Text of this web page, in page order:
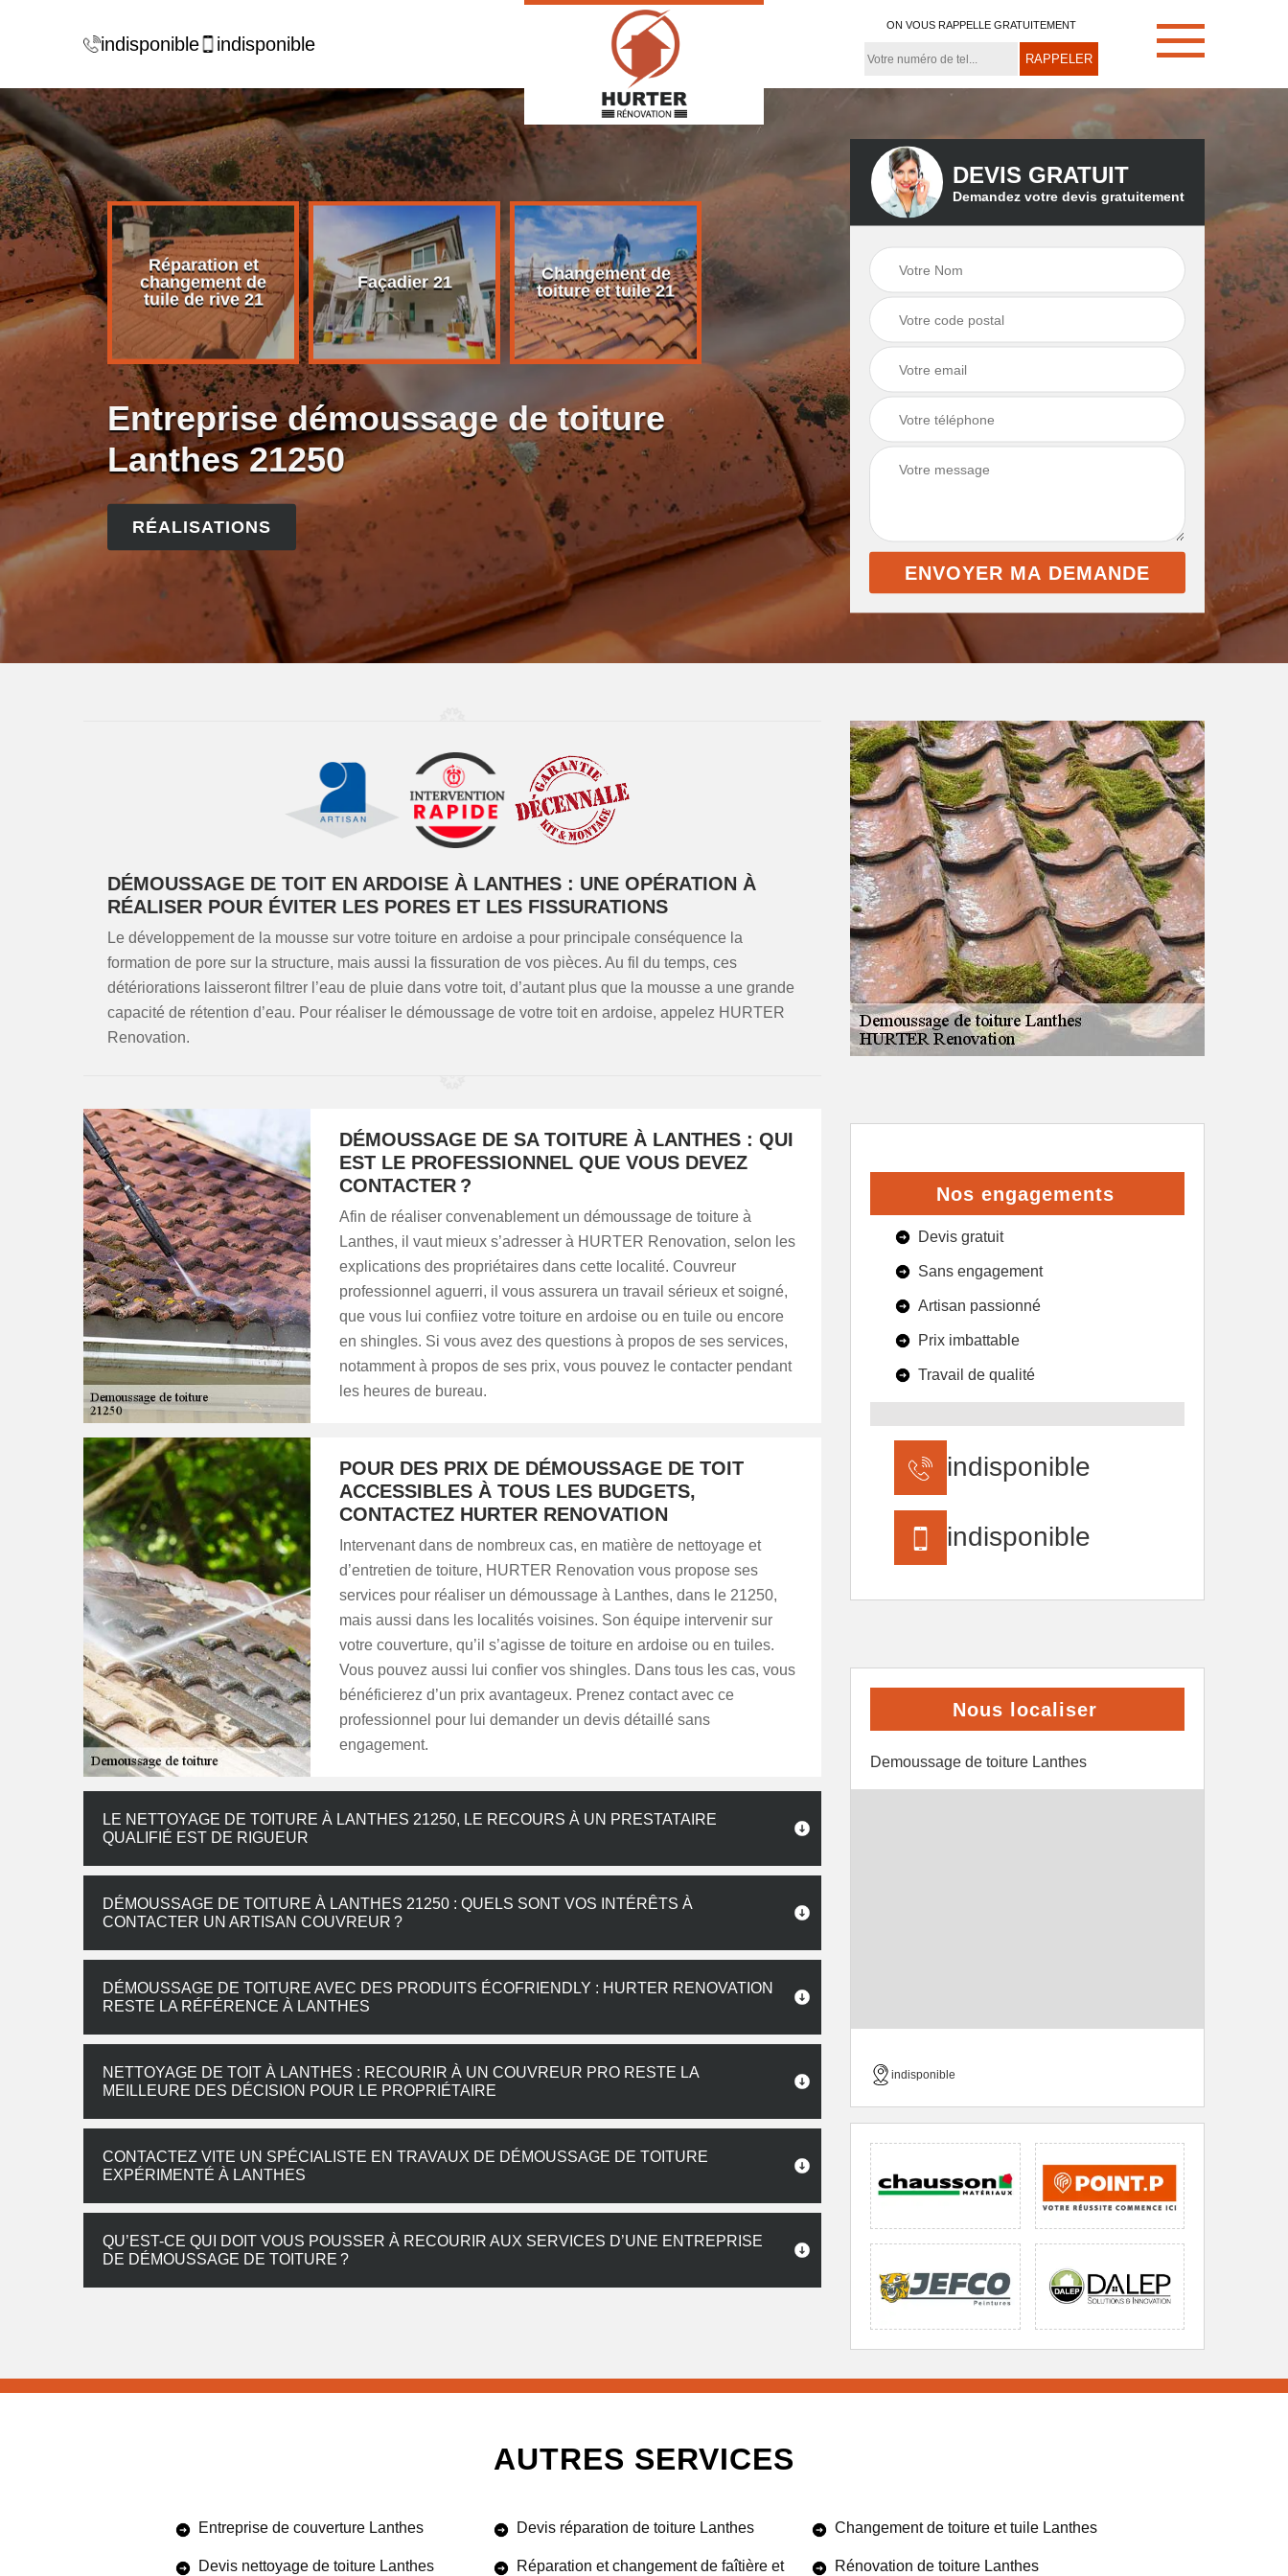
indisponible indisponible
ON VOUS RAPPELLE GRATUITEMENT
de
21
Réparation et
changement de
tuile de rive 21
Façadier 21
Changement de
toiture et tuile 21
Démoussage de
toiture 21
Couvreur zingueur
Entreprise démoussage de toiture
Lanthes 21250
RÉALISATIONS
DEVIS GRATUIT
Demandez votre devis gratuitement
DÉMOUSSAGE DE TOIT EN ARDOISE À LANTHES : UNE OPÉRATION À
RÉALISER POUR ÉVITER LES PORES ET LES FISSURATIONS
Le développement de la mousse sur votre toiture en ardoise a pour principale conséquence la
formation de pore sur la structure, mais aussi la fissuration de vos pièces. Au fil du temps, ces
détériorations laisseront filtrer l’eau de pluie dans votre toit, d’autant plus que la mousse a une grande
capacité de rétention d’eau. Pour réaliser le démoussage de votre toit en ardoise, appelez HURTER
Renovation.
DÉMOUSSAGE DE SA TOITURE À LANTHES : QUI
EST LE PROFESSIONNEL QUE VOUS DEVEZ
CONTACTER ?
Afin de réaliser convenablement un démoussage de toiture à
Lanthes, il vaut mieux s’adresser à HURTER Renovation, selon les
explications des propriétaires dans cette localité. Couvreur
professionnel aguerri, il vous assurera un travail sérieux et soigné,
que vous lui confiiez votre toiture en ardoise ou en tuile ou encore
en shingles. Si vous avez des questions à propos de ses services,
notamment à propos de ses prix, vous pouvez le contacter pendant
les heures de bureau.
POUR DES PRIX DE DÉMOUSSAGE DE TOIT
ACCESSIBLES À TOUS LES BUDGETS,
CONTACTEZ HURTER RENOVATION
Intervenant dans de nombreux cas, en matière de nettoyage et
d’entretien de toiture, HURTER Renovation vous propose ses
services pour réaliser un démoussage à Lanthes, dans le 21250,
mais aussi dans les localités voisines. Son équipe intervenir sur
votre couverture, qu’il s’agisse de toiture en ardoise ou en tuiles.
Vous pouvez aussi lui confier vos shingles. Dans tous les cas, vous
bénéficierez d’un prix avantageux. Prenez contact avec ce
professionnel pour lui demander un devis détaillé sans
engagement.
LE NETTOYAGE DE TOITURE À LANTHES 21250, LE RECOURS À UN PRESTATAIRE
QUALIFIÉ EST DE RIGUEUR
DÉMOUSSAGE DE TOITURE À LANTHES 21250 : QUELS SONT VOS INTÉRÊTS À
CONTACTER UN ARTISAN COUVREUR ?
DÉMOUSSAGE DE TOITURE AVEC DES PRODUITS ÉCOFRIENDLY : HURTER RENOVATION
RESTE LA RÉFÉRENCE À LANTHES
NETTOYAGE DE TOIT À LANTHES : RECOURIR À UN COUVREUR PRO RESTE LA
MEILLEURE DES DÉCISION POUR LE PROPRIÉTAIRE
CONTACTEZ VITE UN SPÉCIALISTE EN TRAVAUX DE DÉMOUSSAGE DE TOITURE
EXPÉRIMENTÉ À LANTHES
QU’EST-CE QUI DOIT VOUS POUSSER À RECOURIR AUX SERVICES D’UNE ENTREPRISE
DE DÉMOUSSAGE DE TOITURE ?
Nos engagements
Devis gratuit
Sans engagement
Artisan passionné
Prix imbattable
Travail de qualité
indisponible
indisponible
Nous localiser
Demoussage de toiture Lanthes
indisponible
AUTRES SERVICES
Entreprise de couverture Lanthes
Devis nettoyage de toiture Lanthes
Devis réparation de toiture Lanthes
Réparation et changement de faîtière et
Changement de toiture et tuile Lanthes
Rénovation de toiture Lanthes